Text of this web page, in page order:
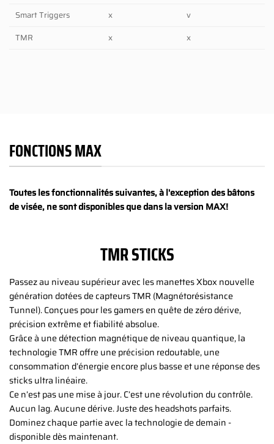
Smart Triggers x
v
TMR
x x
FONCTIONS MAX
Toutes les fonctionnalités suivantes, à l'exception des bâtons
de visée, ne sont disponibles que dans la version MAX!
TMR STICKS
Passez au niveau supérieur avec les manettes Xbox nouvelle
génération dotées de capteurs TMR (Magnétorésistance
Tunnel). Conçues pour les gamers en quête de zéro dérive,
précision extrême et fiabilité absolue.
Grâce à une détection magnétique de niveau quantique, la
technologie TMR offre une précision redoutable, une
consommation d’énergie encore plus basse et une réponse des
sticks ultra linéaire.
Ce n’est pas une mise à jour. C’est une révolution du contrôle.
Aucun lag. Aucune dérive. Juste des headshots parfaits.
Dominez chaque partie avec la technologie de demain -
disponible dès maintenant.